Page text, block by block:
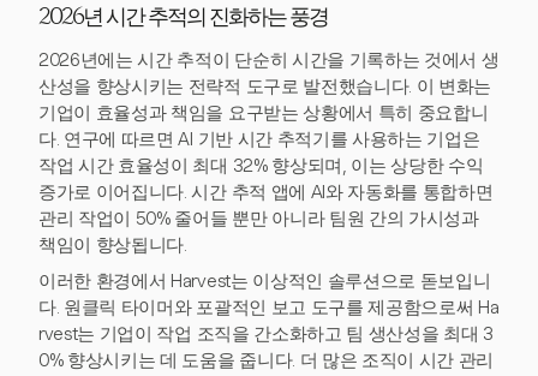
2026년 시간 추적의 진화하는 풍경
2026년에는 시간 추적이 단순히 시간을 기록하는 것에서 생
산성을 향상시키는 전략적 도구로 발전했습니다. 이 변화는
기업이 효율성과 책임을 요구받는 상황에서 특히 중요합니
다. 연구에 따르면 AI 기반 시간 추적기를 사용하는 기업은
작업 시간 효율성이 최대 32% 향상되며, 이는 상당한 수익
증가로 이어집니다. 시간 추적 앱에 AI와 자동화를 통합하면
관리 작업이 50% 줄어들 뿐만 아니라 팀원 간의 가시성과
책임이 향상됩니다.
이러한 환경에서 Harvest는 이상적인 솔루션으로 돋보입니
다. 원클릭 타이머와 포괄적인 보고 도구를 제공함으로써 Ha
rvest는 기업이 작업 조직을 간소화하고 팀 생산성을 최대 3
0% 향상시키는 데 도움을 줍니다. 더 많은 조직이 시간 관리